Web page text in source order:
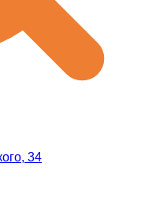
34